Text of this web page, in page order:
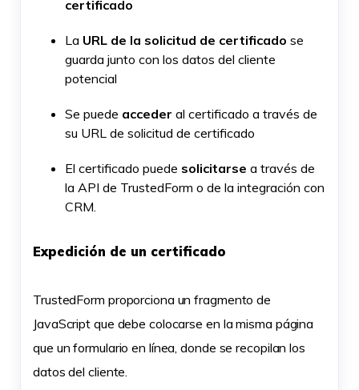
certificado
La URL de la solicitud de certificado se
guarda junto con los datos del cliente
potencial
Se puede acceder al certificado a través de
su URL de solicitud de certificado
El certificado puede solicitarse a través de
la API de TrustedForm o de la integración con
CRM.
Expedición de un certificado
TrustedForm proporciona un fragmento de
JavaScript que debe colocarse en la misma página
que un formulario en línea, donde se recopilan los
datos del cliente.